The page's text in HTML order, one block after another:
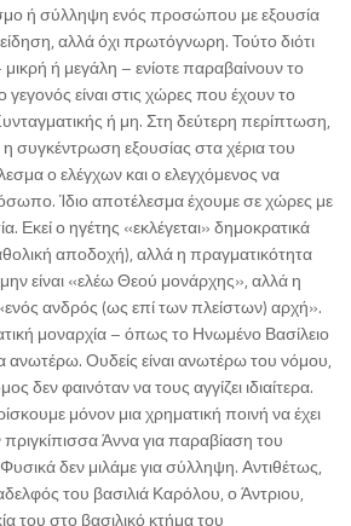
ή σύλληψη ενός προσώπου με εξουσία
αλλά όχι πρωτόγνωρη. Τούτο διότι
μικρή ή μεγάλη – ενίοτε παραβαίνουν το
είναι στις χώρες που έχουν το
ή μη. Στη δεύτερη περίπτωση,
η συγκέντρωση εξουσίας στα χέρια του
ο ελέγχων και ο ελεγχόμενος να
Ίδιο αποτέλεσμα έχουμε σε χώρες με
Εκεί ο ηγέτης «εκλέγεται» δημοκρατικά
αποδοχή), αλλά η πραγματικότητα
είναι «ελέω Θεού μονάρχης», αλλά η
ανδρός (ως επί των πλείστων) αρχή».
μοναρχία – όπως το Ηνωμένο Βασίλειο
ανωτέρω. Ουδείς είναι ανωτέρω του νόμου,
δεν φαινόταν να τους αγγίζει ιδιαίτερα.
μόνον μια χρηματική ποινή να έχει
Άννα για παραβίαση του
δεν μιλάμε για σύλληψη. Αντιθέτως,
του βασιλιά Καρόλου, ο Άντριου,
του στο βασιλικό κτήμα του